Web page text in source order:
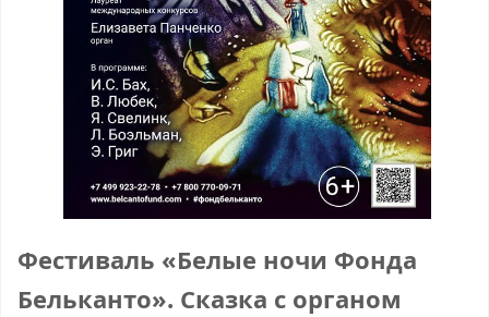
Фестиваль «Белые ночи Фонда
Бельканто». Сказка с органом